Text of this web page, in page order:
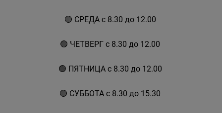
🟢 СРЕДА с 8.30 до 12.00
🟢 ЧЕТВЕРГ с 8.30 до 12.00
🟢 ПЯТНИЦА с 8.30 до 12.00
🟢 СУББОТА с 8.30 до 15.30